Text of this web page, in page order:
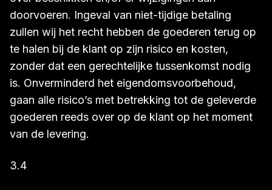
doorvoeren. Ingeval van niet-tijdige betaling
zullen wij het recht hebben de goederen terug op
te halen bij de klant op zijn risico en kosten,
zonder dat een gerechtelijke tussenkomst nodig
is. Onverminderd het eigendomsvoorbehoud,
gaan alle risico’s met betrekking tot de geleverde
goederen reeds over op de klant op het moment
van de levering.
3.4